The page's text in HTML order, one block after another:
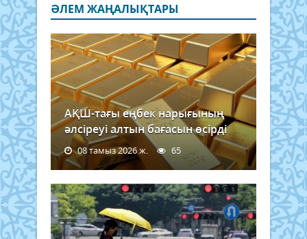
ӘЛЕМ ЖАҢАЛЫҚТАРЫ
АҚШ-тағы еңбек нарығының
әлсіреуі алтын бағасын өсірді
08 тамыз 2026 ж. 65